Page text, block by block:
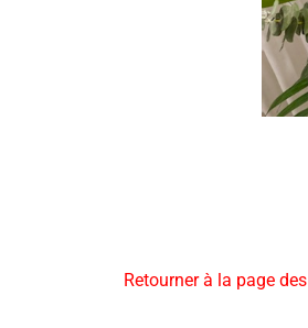
Retourner à la page